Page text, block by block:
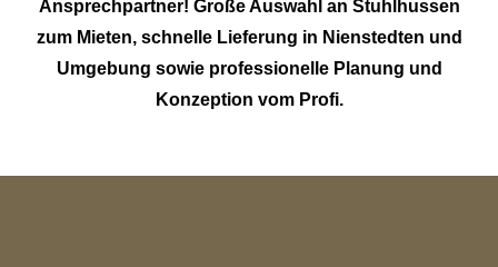
Ansprechpartner! Große Auswahl an Stuhlhussen
zum Mieten, schnelle Lieferung in Nienstedten und
Umgebung sowie professionelle Planung und
Konzeption vom Profi.